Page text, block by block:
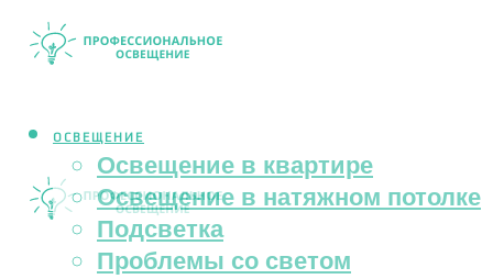
ОСВЕЩЕНИЕ
Освещение в квартире
Освещение в натяжном потолке
Подсветка
Проблемы со светом